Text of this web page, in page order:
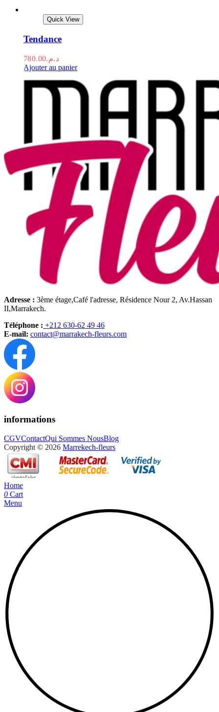
Quick View
Tendance
د.م.780.00
Ajouter au panier
Adresse : 3ème étage,Café l'adresse, Résidence Nour 2, Av.Hassan
II,Marrakech.
Téléphone : +212 630-62 49 46
E-mail: contact@marrakech-fleurs.com
informations
CGVContactQui Sommes NousBlog
Copyright © 2026 Marrekech-fleurs
Home
0 Cart
Menu